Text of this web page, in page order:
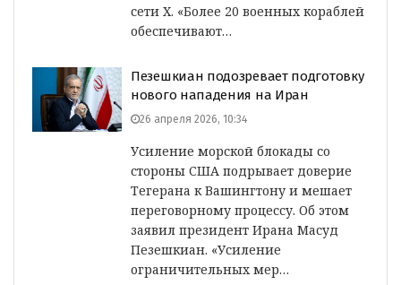
сети Х. «Более 20 военных кораблей
обеспечивают…
Пезешкиан подозревает подготовку
нового нападения на Иран
26 апреля 2026, 10:34
Усиление морской блокады со
стороны США подрывает доверие
Тегерана к Вашингтону и мешает
переговорному процессу. Об этом
заявил президент Ирана Масуд
Пезешкиан. «Усиление
ограничительных мер…